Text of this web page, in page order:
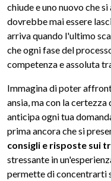
chiude e uno nuovo che
dovrebbe mai essere
arriva quando l'ultimo
che ogni fase del
competenza e assoluta
Immagina di poter
ansia, ma con la
anticipa ogni tua
prima ancora che si
consigli e risposte sui
stressante in
permette di concentrarti